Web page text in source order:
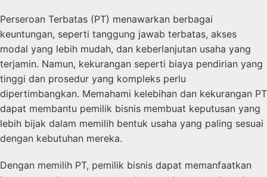
Perseroan Terbatas (PT) menawarkan berbagai
keuntungan, seperti tanggung jawab terbatas, akses
modal yang lebih mudah, dan keberlanjutan usaha yang
terjamin. Namun, kekurangan seperti biaya pendirian yang
tinggi dan prosedur yang kompleks perlu
dipertimbangkan. Memahami kelebihan dan kekurangan PT
dapat membantu pemilik bisnis membuat keputusan yang
lebih bijak dalam memilih bentuk usaha yang paling sesuai
dengan kebutuhan mereka.
Dengan memilih PT, pemilik bisnis dapat memanfaatkan